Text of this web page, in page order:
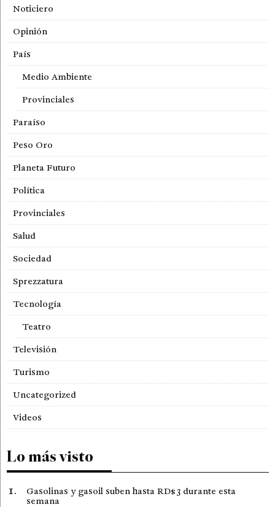
Noticiero
Opinión
País
Medio Ambiente
Provinciales
Paraíso
Peso Oro
Planeta Futuro
Política
Provinciales
Salud
Sociedad
Sprezzatura
Tecnología
Teatro
Televisión
Turismo
Uncategorized
Videos
Lo más visto
Gasolinas y gasoil suben hasta RD$3 durante esta
semana